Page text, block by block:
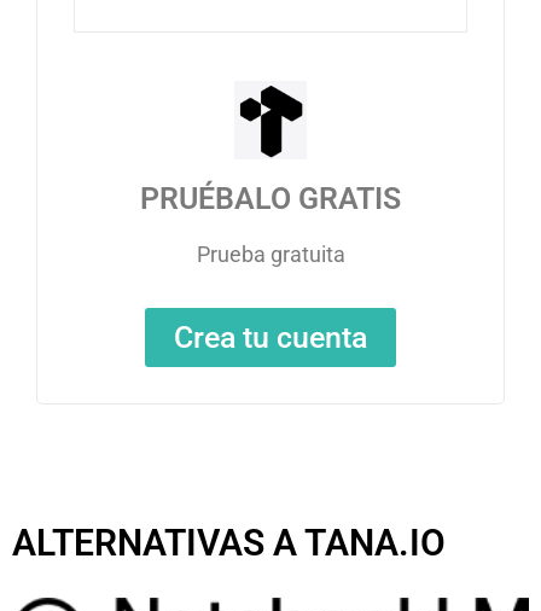
PRUÉBALO GRATIS
Prueba gratuita
Crea tu cuenta
ALTERNATIVAS A TANA.IO